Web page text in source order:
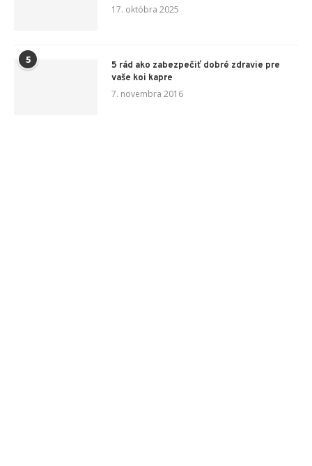
17. októbra 2025
5
5 rád ako zabezpečiť dobré zdravie pre
vaše koi kapre
7. novembra 2016